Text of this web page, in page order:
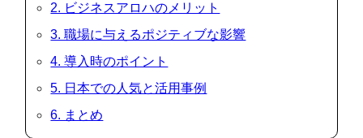
2. ビジネスアロハのメリット
3. 職場に与えるポジティブな影響
4. 導入時のポイント
5. 日本での人気と活用事例
6. まとめ